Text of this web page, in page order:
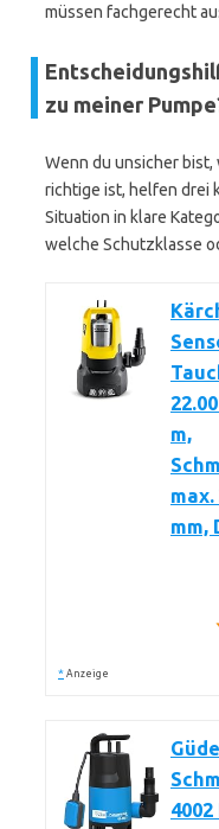
müssen fachgerecht
zu meiner
Wenn du unsicher
richtige ist, helfen drei
Situation in klare
welche Schutzklasse
m,
mm,
* Anzeige
Güde
4002